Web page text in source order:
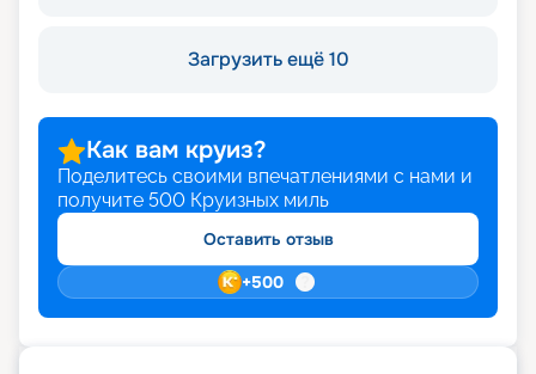
Загрузить ещё 10
Как вам круиз?
Поделитесь своими впечатлениями с нами и
получите 500 Круизных миль
Оставить отзыв
+500